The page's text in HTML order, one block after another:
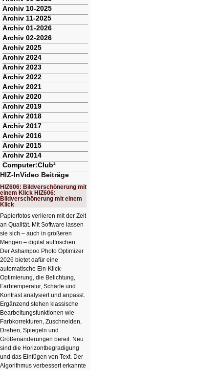
Archiv 10-2025
Archiv 11-2025
Archiv 01-2026
Archiv 02-2026
Archiv 2025
Archiv 2024
Archiv 2023
Archiv 2022
Archiv 2021
Archiv 2020
Archiv 2019
Archiv 2018
Archiv 2017
Archiv 2016
Archiv 2015
Archiv 2014
Computer:Club²
HIZ-InVideo Beiträge
HIZ606: Bildverschönerung mit
einem Klick HIZ606:
Bildverschönerung mit einem
Klick
Papierfotos verlieren mit der Zeit
an Qualität. Mit Software lassen
sie sich – auch in größeren
Mengen – digital auffrischen.
Der Ashampoo Photo Optimizer
2026 bietet dafür eine
automatische Ein-Klick-
Optimierung, die Belichtung,
Farbtemperatur, Schärfe und
Kontrast analysiert und anpasst.
Ergänzend stehen klassische
Bearbeitungsfunktionen wie
Farbkorrekturen, Zuschneiden,
Drehen, Spiegeln und
Größenänderungen bereit. Neu
sind die Horizontbegradigung
und das Einfügen von Text. Der
Algorithmus verbessert erkannte